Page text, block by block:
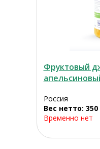
Фруктовый
Россия
Вес нетто: 350
Временно нет